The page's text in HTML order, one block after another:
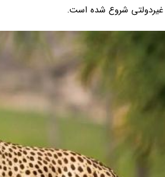
شروع شده است.